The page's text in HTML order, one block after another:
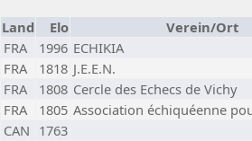
Land Elo
Verein/Ort
FRA 1996 ECHIKIA
FRA 1818 J.E.E.N.
FRA 1808 Cercle des Echecs de Vichy
FRA 1805 Association échiquéenne
CAN 1763